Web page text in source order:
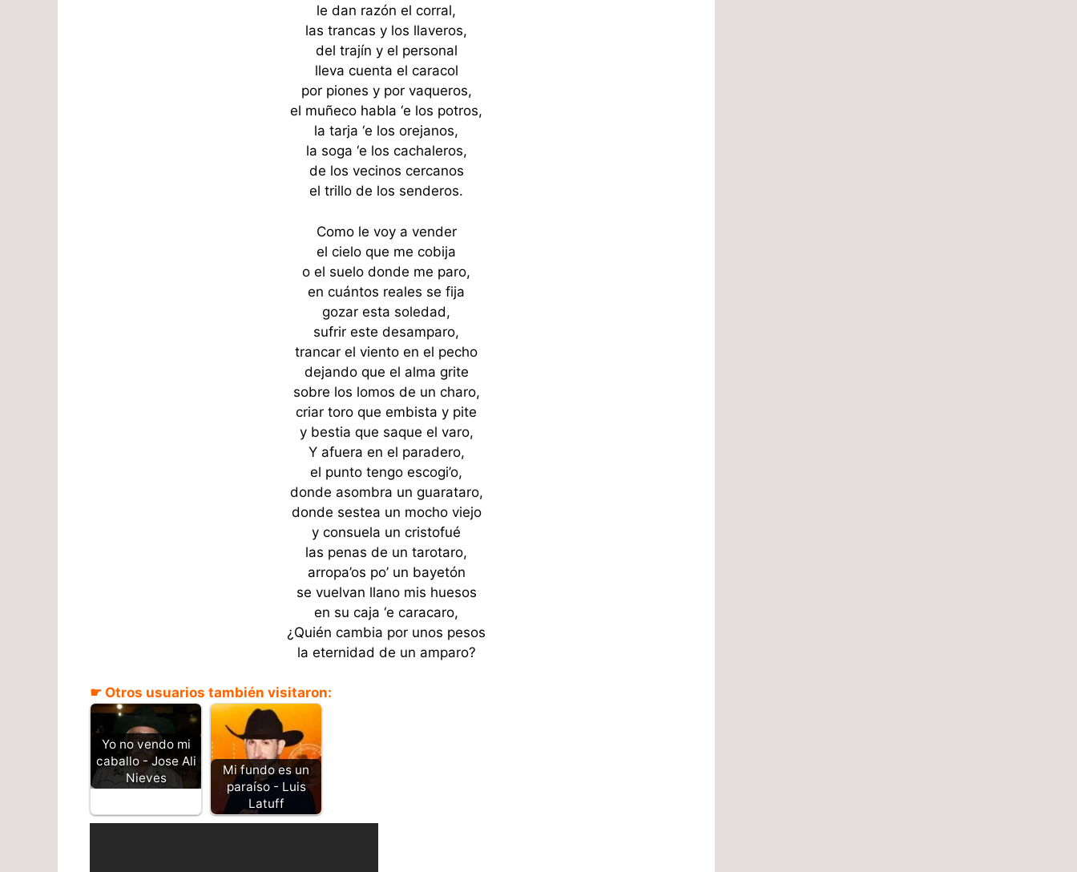
le dan razón el corral,
las trancas y los llaveros,
del trajín y el personal
lleva cuenta el caracol
por piones y por vaqueros,
el muñeco habla ‘e los potros,
la tarja ‘e los orejanos,
la soga ‘e los cachaleros,
de los vecinos cercanos
el trillo de los senderos.
Como le voy a vender
el cielo que me cobija
o el suelo donde me paro,
en cuántos reales se fija
gozar esta soledad,
sufrir este desamparo,
trancar el viento en el pecho
dejando que el alma grite
sobre los lomos de un charo,
criar toro que embista y pite
y bestia que saque el varo,
Y afuera en el paradero,
el punto tengo escogi’o,
donde asombra un guarataro,
donde sestea un mocho viejo
y consuela un cristofué
las penas de un tarotaro,
arropa’os po’ un bayetón
se vuelvan llano mis huesos
en su caja ‘e caracaro,
¿Quién cambia por unos pesos
la eternidad de un amparo?
☛ Otros usuarios también visitaron:
Yo no vendo mi
caballo - Jose Ali
Nieves
Mi fundo es un
paraíso - Luis
Latuff